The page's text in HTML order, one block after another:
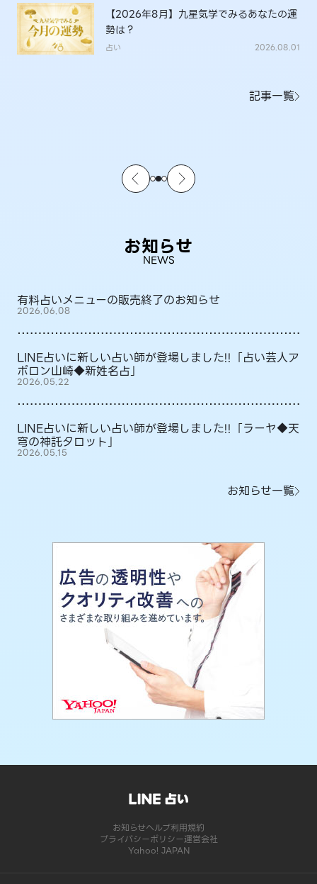
【2026年8月】九星気学でみるあなたの運
勢は？
占い 2026.08.01
記事一覧
お知らせ
NEWS
有料占いメニューの販売終了のお知らせ
2026.06.08
LINE占いに新しい占い師が登場しました!!「占い芸人ア
ポロン山崎◆新姓名占」
2026.05.22
LINE占いに新しい占い師が登場しました!!「ラーヤ◆天
穹の神託タロット」
2026.05.15
お知らせ一覧
お知らせヘルプ利用規約
プライバシーポリシー運営会社
Yahoo! JAPAN